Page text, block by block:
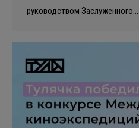
руководством Заслуженного…